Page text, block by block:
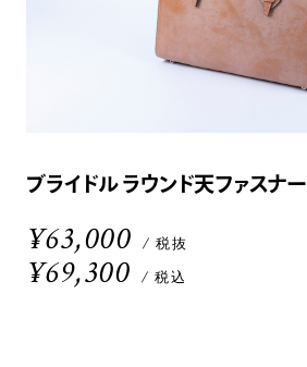
ブライドル ラウンド天ファスナー
¥63,000 / 税抜
¥69,300 / 税込